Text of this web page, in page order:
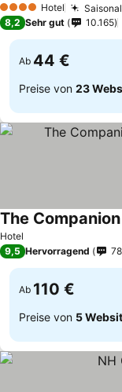
4 Sterne Hotel
8,2 Sehr gut 10.165
Ab 44 €
Preise von 23
Hotel
9,5 Hervorragend
Ab 110 €
Preise von 5